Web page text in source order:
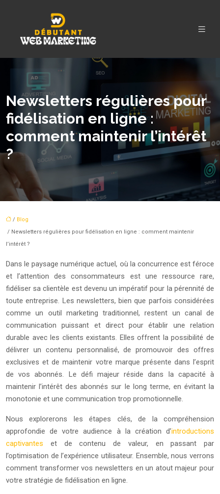
Newsletters régulières pour
fidélisation en ligne :
comment maintenir l’intérêt
?
/ Blog
/ Newsletters régulières pour fidélisation en ligne : comment maintenir
l’intérêt ?
Dans le paysage numérique actuel, où la concurrence est féroce
et l’attention des consommateurs est une ressource rare,
fidéliser sa clientèle est devenu un impératif pour la pérennité de
toute entreprise. Les newsletters, bien que parfois considérées
comme un outil marketing traditionnel, restent un canal de
communication puissant et direct pour établir une relation
durable avec les clients existants. Elles offrent la possibilité de
délivrer un contenu personnalisé, de promouvoir des offres
exclusives et de maintenir votre marque présente dans l’esprit
de vos abonnés. Le défi majeur réside dans la capacité à
maintenir l’intérêt des abonnés sur le long terme, en évitant la
monotonie et une communication trop promotionnelle.
Nous explorerons les étapes clés, de la compréhension
approfondie de votre audience à la création d’introductions
captivantes et de contenu de valeur, en passant par
l’optimisation de l’expérience utilisateur. Ensemble, nous verrons
comment transformer vos newsletters en un atout majeur pour
votre stratégie de fidélisation en ligne.